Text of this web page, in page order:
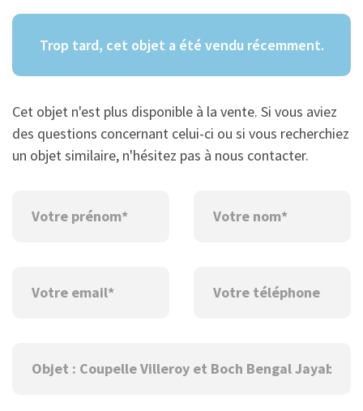
Trop tard, cet objet a été vendu récemment.
Cet objet n'est plus disponible à la vente. Si vous aviez
des questions concernant celui-ci ou si vous recherchiez
un objet similaire, n'hésitez pas à nous contacter.